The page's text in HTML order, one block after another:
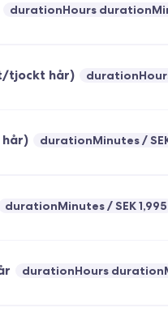
durationHours
tjockt hår)
durationMinutes
durationMinutes SEK 1,995
durationHours